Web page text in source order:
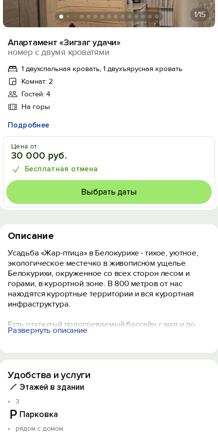
1/15
Апартамент «Зигзаг удачи»
номер с двумя кроватями
1 двухспальная кровать, 1 двухъярусная кровать
Комнат: 2
Гостей: 4
На горы
Подробнее
Цена от:
30 000 руб.
Бесплатная отмена
Выбрать даты
Описание
Усадьба «Жар-птица» в Белокурихе - тихое, уютное,
экологическое местечко в живописном ущелье
Белокурихи, окруженное со всех сторон лесом и
горами, в курортной зоне. В 800 метров от нас
находятся курортные территории и вся курортная
инфраструктура.
Есть открытый подогреваемый бассейн с мая и до
октября.
может меняться.
Дети до 1 года без предоставления спального места
количеству человек.
Дети 1 года и старше проживают по полной стоимости.
Развернуть описание
Удобства и услуги
Этажей в здании
3
Парковка
рядом с домом